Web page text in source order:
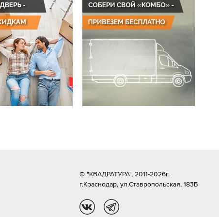
© "КВАДРАТУРА", 2011-2026г.
г.Краснодар, ул.Ставропольская, 183Б